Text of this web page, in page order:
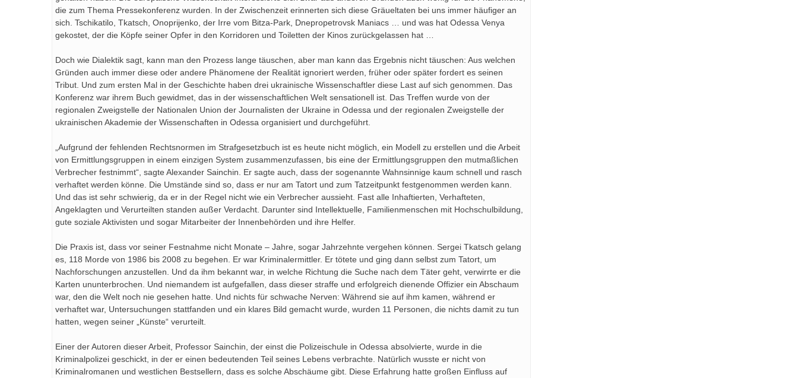
die zum Thema Pressekonferenz wurden. In der Zwischenzeit erinnerten sich diese Gräueltaten bei uns immer häufiger an
sich. Tschikatilo, Tkatsch, Onoprijenko, der Irre vom Bitza-Park, Dnepropetrovsk Maniacs … und was hat Odessa Venya
gekostet, der die Köpfe seiner Opfer in den Korridoren und Toiletten der Kinos zurückgelassen hat …
Doch wie Dialektik sagt, kann man den Prozess lange täuschen, aber man kann das Ergebnis nicht täuschen: Aus welchen
Gründen auch immer diese oder andere Phänomene der Realität ignoriert werden, früher oder später fordert es seinen
Tribut. Und zum ersten Mal in der Geschichte haben drei ukrainische Wissenschaftler diese Last auf sich genommen. Das
Konferenz war ihrem Buch gewidmet, das in der wissenschaftlichen Welt sensationell ist. Das Treffen wurde von der
regionalen Zweigstelle der Nationalen Union der Journalisten der Ukraine in Odessa und der regionalen Zweigstelle der
ukrainischen Akademie der Wissenschaften in Odessa organisiert und durchgeführt.
„Aufgrund der fehlenden Rechtsnormen im Strafgesetzbuch ist es heute nicht möglich, ein Modell zu erstellen und die Arbeit
von Ermittlungsgruppen in einem einzigen System zusammenzufassen, bis eine der Ermittlungsgruppen den mutmaßlichen
Verbrecher festnimmt“, sagte Alexander Sainchin. Er sagte auch, dass der sogenannte Wahnsinnige kaum schnell und rasch
verhaftet werden könne. Die Umstände sind so, dass er nur am Tatort und zum Tatzeitpunkt festgenommen werden kann.
Und das ist sehr schwierig, da er in der Regel nicht wie ein Verbrecher aussieht. Fast alle Inhaftierten, Verhafteten,
Angeklagten und Verurteilten standen außer Verdacht. Darunter sind Intellektuelle, Familienmenschen mit Hochschulbildung,
gute soziale Aktivisten und sogar Mitarbeiter der Innenbehörden und ihre Helfer.
Die Praxis ist, dass vor seiner Festnahme nicht Monate – Jahre, sogar Jahrzehnte vergehen können. Sergei Tkatsch gelang
es, 118 Morde von 1986 bis 2008 zu begehen. Er war Kriminalermittler. Er tötete und ging dann selbst zum Tatort, um
Nachforschungen anzustellen. Und da ihm bekannt war, in welche Richtung die Suche nach dem Täter geht, verwirrte er die
Karten ununterbrochen. Und niemandem ist aufgefallen, dass dieser straffe und erfolgreich dienende Offizier ein Abschaum
war, den die Welt noch nie gesehen hatte. Und nichts für schwache Nerven: Während sie auf ihm kamen, während er
verhaftet war, Untersuchungen stattfanden und ein klares Bild gemacht wurde, wurden 11 Personen, die nichts damit zu tun
hatten, wegen seiner „Künste“ verurteilt.
Einer der Autoren dieser Arbeit, Professor Sainchin, der einst die Polizeischule in Odessa absolvierte, wurde in die
Kriminalpolizei geschickt, in der er einen bedeutenden Teil seines Lebens verbrachte. Natürlich wusste er nicht von
Kriminalromanen und westlichen Bestsellern, dass es solche Abschäume gibt. Diese Erfahrung hatte großen Einfluss auf